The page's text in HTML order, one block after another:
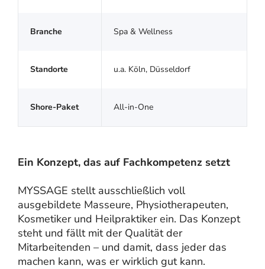
Branche Spa & Wellness
Standorte u.a. Köln, Düsseldorf
Shore-Paket All-in-One
Ein Konzept, das auf Fachkompetenz setzt
MYSSAGE stellt ausschließlich voll
ausgebildete Masseure, Physiotherapeuten,
Kosmetiker und Heilpraktiker ein. Das Konzept
steht und fällt mit der Qualität der
Mitarbeitenden – und damit, dass jeder das
machen kann, was er wirklich gut kann.